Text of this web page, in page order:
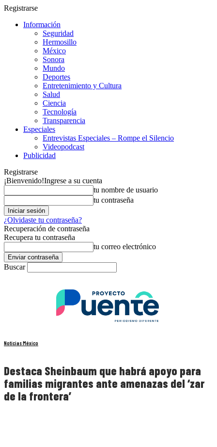
Registrarse
Información
Seguridad
Hermosillo
México
Sonora
Mundo
Deportes
Entretenimiento y Cultura
Salud
Ciencia
Tecnología
Transparencia
Especiales
Entrevistas Especiales – Rompe el Silencio
Videopodcast
Publicidad
Registrarse
¡Bienvenido!Ingrese a su cuenta
tu nombre de usuario
tu contraseña
¿Olvidaste tu contraseña?
Recuperación de contraseña
Recupera tu contraseña
tu correo electrónico
Buscar
Noticias México
Destaca Sheinbaum que habrá apoyo para
familias migrantes ante amenazas del ‘zar
de la frontera’